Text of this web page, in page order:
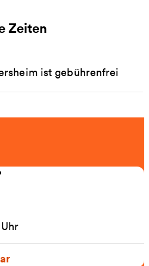
Zeiten
ist gebührenfrei